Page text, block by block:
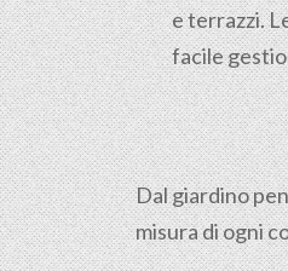
e terrazzi.
facile
Dal giardino
misura di ogni